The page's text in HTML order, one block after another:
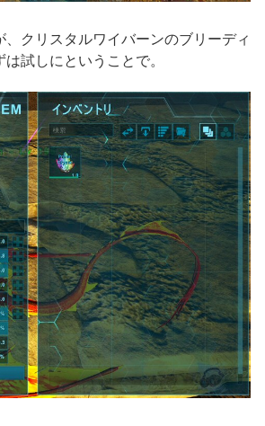
、クリスタルワイバーンのブリーディ
試しにということで。